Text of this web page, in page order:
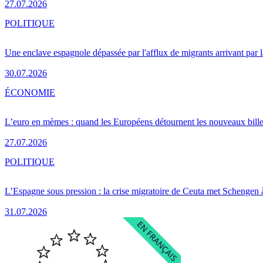
27.07.2026
Une enclave espagnole dépassée par l'afflux de migrants arrivant par
30.07.2026
POLITIQUE
L’euro en mèmes : quand les Européens détournent les nouveaux
27.07.2026
ÉCONOMIE
L’Espagne sous pression : la crise migratoire de Ceuta met Schengen
31.07.2026
POLITIQUE